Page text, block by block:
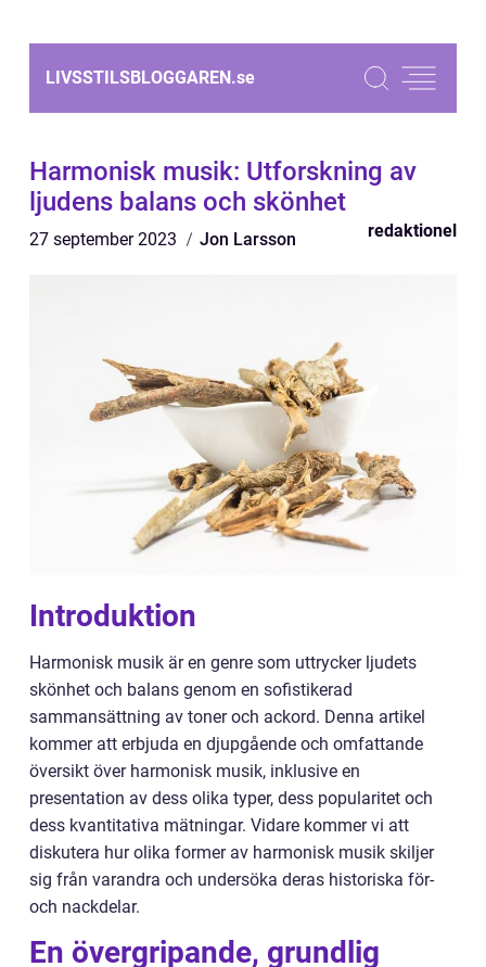
LIVSSTILSBLOGGAREN.se
Harmonisk musik: Utforskning av
ljudens balans och skönhet
27 september 2023 Jon Larsson redaktionel
Introduktion
Harmonisk musik är en genre som uttrycker ljudets
skönhet och balans genom en sofistikerad
sammansättning av toner och ackord. Denna artikel
kommer att erbjuda en djupgående och omfattande
översikt över harmonisk musik, inklusive en
presentation av dess olika typer, dess popularitet och
dess kvantitativa mätningar. Vidare kommer vi att
diskutera hur olika former av harmonisk musik skiljer
sig från varandra och undersöka deras historiska för-
och nackdelar.
En övergripande, grundlig